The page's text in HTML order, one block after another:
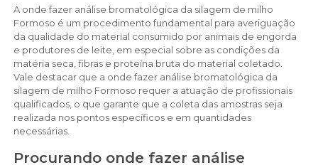
A onde fazer análise bromatológica da silagem de milho
Formoso é um procedimento fundamental para averiguação
da qualidade do material consumido por animais de engorda
e produtores de leite, em especial sobre as condições da
matéria seca, fibras e proteína bruta do material coletado.
Vale destacar que a onde fazer análise bromatológica da
silagem de milho Formoso requer a atuação de profissionais
qualificados, o que garante que a coleta das amostras seja
realizada nos pontos específicos e em quantidades
necessárias.
Procurando onde fazer análise